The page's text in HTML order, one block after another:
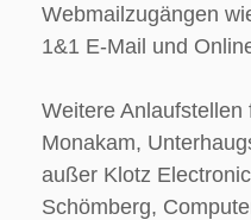
Webmailzugängen
1&1 E-Mail und
Weitere
Monakam,
außer Klotz
Schömberg,